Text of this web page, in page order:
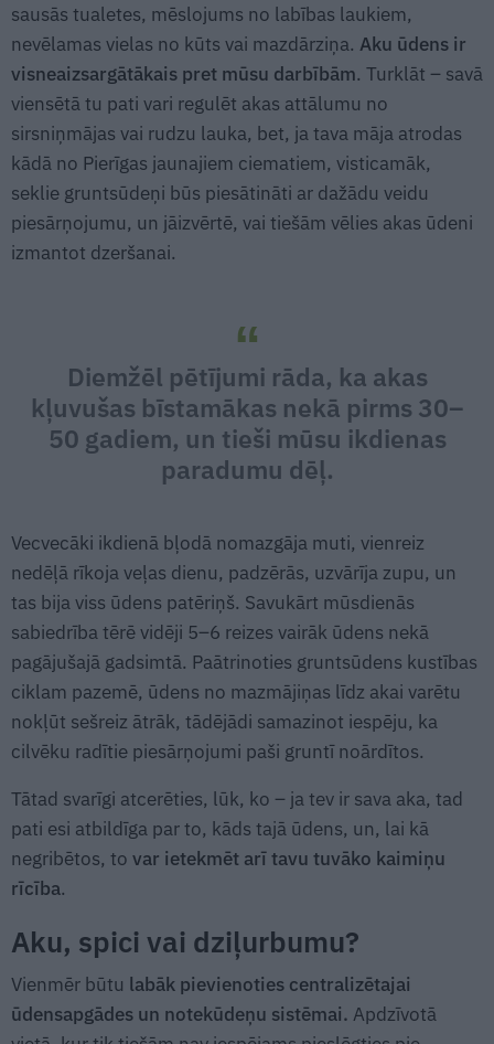
sausās tualetes, mēslojums no labības laukiem,
nevēlamas vielas no kūts vai mazdārziņa. Aku ūdens ir
visneaizsargātākais pret mūsu darbībām. Turklāt – savā
viensētā tu pati vari regulēt akas attālumu no
sirsniņmājas vai rudzu lauka, bet, ja tava māja atrodas
kādā no Pierīgas jaunajiem ciematiem, visticamāk,
seklie gruntsūdeņi būs piesātināti ar dažādu veidu
piesārņojumu, un jāizvērtē, vai tiešām vēlies akas ūdeni
izmantot dzeršanai.
Diemžēl pētījumi rāda, ka akas
kļuvušas bīstamākas nekā pirms 30–
50 gadiem, un tieši mūsu ikdienas
paradumu dēļ.
Vecvecāki ikdienā bļodā nomazgāja muti, vienreiz
nedēļā rīkoja veļas dienu, padzērās, uzvārīja zupu, un
tas bija viss ūdens patēriņš. Savukārt mūsdienās
sabiedrība tērē vidēji 5–6 reizes vairāk ūdens nekā
pagājušajā gadsimtā. Paātrinoties gruntsūdens kustības
ciklam pazemē, ūdens no mazmājiņas līdz akai varētu
nokļūt sešreiz ātrāk, tādējādi samazinot iespēju, ka
cilvēku radītie piesārņojumi paši gruntī noārdītos.
Tātad svarīgi atcerēties, lūk, ko – ja tev ir sava aka, tad
pati esi atbildīga par to, kāds tajā ūdens, un, lai kā
negribētos, to var ietekmēt arī tavu tuvāko kaimiņu
rīcība.
Aku, spici vai dziļurbumu?
Vienmēr būtu labāk pievienoties centralizētajai
ūdensapgādes un notekūdeņu sistēmai. Apdzīvotā